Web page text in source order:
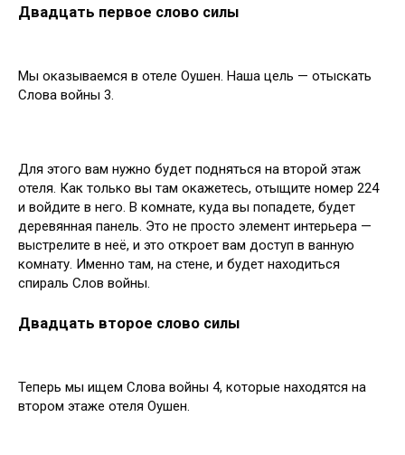
Двадцать первое слово силы
Мы оказываемся в отеле Оушен. Наша цель — отыскать
Слова войны 3.
Для этого вам нужно будет подняться на второй этаж
отеля. Как только вы там окажетесь, отыщите номер 224
и войдите в него. В комнате, куда вы попадете, будет
деревянная панель. Это не просто элемент интерьера —
выстрелите в неё, и это откроет вам доступ в ванную
комнату. Именно там, на стене, и будет находиться
спираль Слов войны.
Двадцать второе слово силы
Теперь мы ищем Слова войны 4, которые находятся на
втором этаже отеля Оушен.